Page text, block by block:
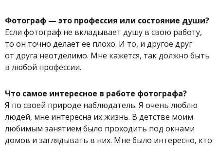
Фотограф — это профессия или состояние души?
Если фотограф не вкладывает душу в свою работу,
то он точно делает ее плохо. И то, и другое друг
от друга неотделимо. Мне кажется, так должно быть
в любой профессии.
Что самое интересное в работе фотографа?
Я по своей природе наблюдатель. Я очень люблю
людей, мне интересна их жизнь. В детстве моим
любимым занятием было проходить под окнами
домов и заглядывать в них. Мне было интересно, кто